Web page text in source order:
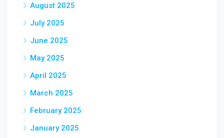
August 2025
July 2025
June 2025
May 2025
April 2025
March 2025
February 2025
January 2025